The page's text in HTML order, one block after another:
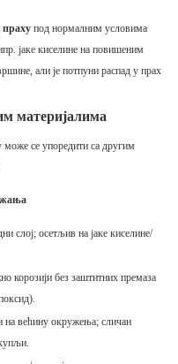
под нормалним условима
јаке киселине на повишеним
али је потпуни распад у прах
материјалима
може се упоредити са другим
слој; осетљив на јаке киселине/
корозији без заштитних премаза
на већину окружења; сличан